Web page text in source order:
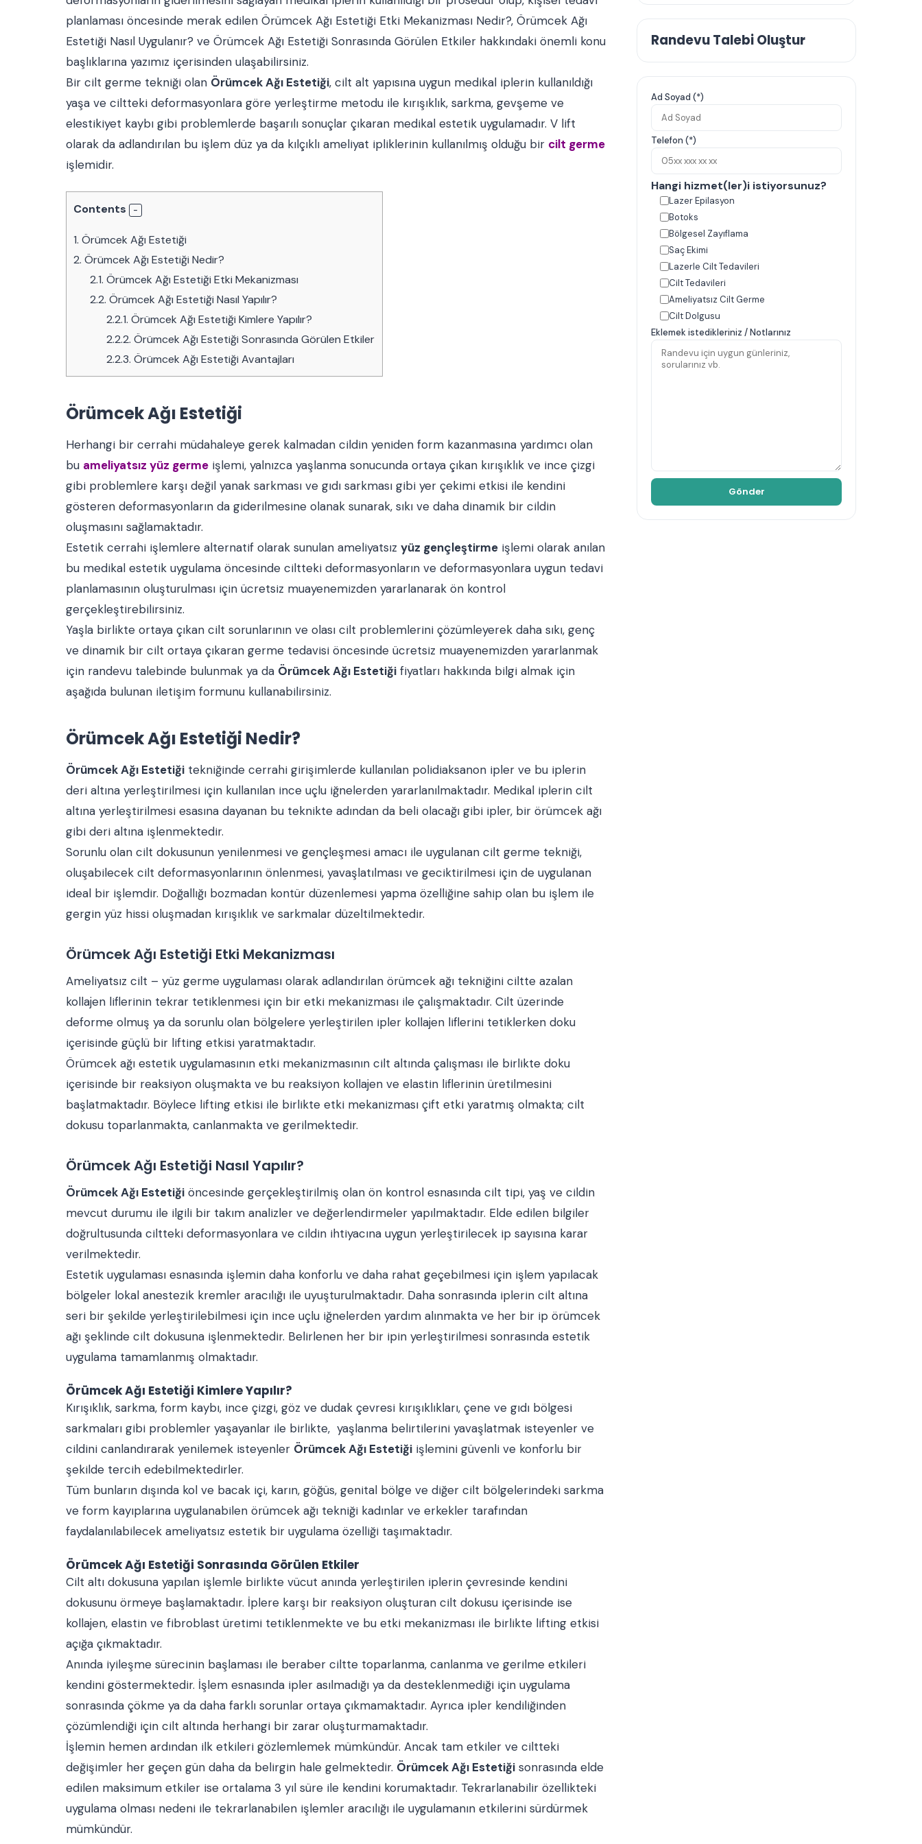
planlaması öncesinde merak edilen Örümcek Ağı Estetiği Etki Mekanizması Nedir?, Örümcek Ağı
Estetiği Nasıl Uygulanır? ve Örümcek Ağı Estetiği Sonrasında Görülen Etkiler hakkındaki önemli konu
başlıklarına yazımız içerisinden ulaşabilirsiniz.
Bir cilt germe tekniği olan Örümcek Ağı Estetiği, cilt alt yapısına uygun medikal iplerin kullanıldığı
yaşa ve ciltteki deformasyonlara göre yerleştirme metodu ile kırışıklık, sarkma, gevşeme ve
elestikiyet kaybı gibi problemlerde başarılı sonuçlar çıkaran medikal estetik uygulamadır. V lift
olarak da adlandırılan bu işlem düz ya da kılçıklı ameliyat ipliklerinin kullanılmış olduğu bir cilt germe
işlemidir.
Contents
1. Örümcek Ağı Estetiği
2. Örümcek Ağı Estetiği Nedir?
2.1. Örümcek Ağı Estetiği Etki Mekanizması
2.2. Örümcek Ağı Estetiği Nasıl Yapılır?
2.2.1. Örümcek Ağı Estetiği Kimlere Yapılır?
2.2.2. Örümcek Ağı Estetiği Sonrasında Görülen Etkiler
2.2.3. Örümcek Ağı Estetiği Avantajları
Örümcek Ağı Estetiği
Herhangi bir cerrahi müdahaleye gerek kalmadan cildin yeniden form kazanmasına yardımcı olan
bu ameliyatsız yüz germe işlemi, yalnızca yaşlanma sonucunda ortaya çıkan kırışıklık ve ince çizgi
gibi problemlere karşı değil yanak sarkması ve gıdı sarkması gibi yer çekimi etkisi ile kendini
gösteren deformasyonların da giderilmesine olanak sunarak, sıkı ve daha dinamik bir cildin
oluşmasını sağlamaktadır.
Estetik cerrahi işlemlere alternatif olarak sunulan ameliyatsız yüz gençleştirme işlemi olarak anılan
bu medikal estetik uygulama öncesinde ciltteki deformasyonların ve deformasyonlara uygun tedavi
planlamasının oluşturulması için ücretsiz muayenemizden yararlanarak ön kontrol
gerçekleştirebilirsiniz.
Yaşla birlikte ortaya çıkan cilt sorunlarının ve olası cilt problemlerini çözümleyerek daha sıkı, genç
ve dinamik bir cilt ortaya çıkaran germe tedavisi öncesinde ücretsiz muayenemizden yararlanmak
için randevu talebinde bulunmak ya da Örümcek Ağı Estetiği fiyatları hakkında bilgi almak için
aşağıda bulunan iletişim formunu kullanabilirsiniz.
Örümcek Ağı Estetiği Nedir?
Örümcek Ağı Estetiği tekniğinde cerrahi girişimlerde kullanılan polidiaksanon ipler ve bu iplerin
deri altına yerleştirilmesi için kullanılan ince uçlu iğnelerden yararlanılmaktadır. Medikal iplerin cilt
altına yerleştirilmesi esasına dayanan bu teknikte adından da beli olacağı gibi ipler, bir örümcek ağı
gibi deri altına işlenmektedir.
Sorunlu olan cilt dokusunun yenilenmesi ve gençleşmesi amacı ile uygulanan cilt germe tekniği,
oluşabilecek cilt deformasyonlarının önlenmesi, yavaşlatılması ve geciktirilmesi için de uygulanan
ideal bir işlemdir. Doğallığı bozmadan kontür düzenlemesi yapma özelliğine sahip olan bu işlem ile
gergin yüz hissi oluşmadan kırışıklık ve sarkmalar düzeltilmektedir.
Örümcek Ağı Estetiği Etki Mekanizması
Ameliyatsız cilt – yüz germe uygulaması olarak adlandırılan örümcek ağı tekniğini ciltte azalan
kollajen liflerinin tekrar tetiklenmesi için bir etki mekanizması ile çalışmaktadır. Cilt üzerinde
deforme olmuş ya da sorunlu olan bölgelere yerleştirilen ipler kollajen liflerini tetiklerken doku
içerisinde güçlü bir lifting etkisi yaratmaktadır.
Örümcek ağı estetik uygulamasının etki mekanizmasının cilt altında çalışması ile birlikte doku
içerisinde bir reaksiyon oluşmakta ve bu reaksiyon kollajen ve elastin liflerinin üretilmesini
başlatmaktadır. Böylece lifting etkisi ile birlikte etki mekanizması çift etki yaratmış olmakta; cilt
dokusu toparlanmakta, canlanmakta ve gerilmektedir.
Örümcek Ağı Estetiği Nasıl Yapılır?
Örümcek Ağı Estetiği öncesinde gerçekleştirilmiş olan ön kontrol esnasında cilt tipi, yaş ve cildin
mevcut durumu ile ilgili bir takım analizler ve değerlendirmeler yapılmaktadır. Elde edilen bilgiler
doğrultusunda ciltteki deformasyonlara ve cildin ihtiyacına uygun yerleştirilecek ip sayısına karar
verilmektedir.
Estetik uygulaması esnasında işlemin daha konforlu ve daha rahat geçebilmesi için işlem yapılacak
bölgeler lokal anestezik kremler aracılığı ile uyuşturulmaktadır. Daha sonrasında iplerin cilt altına
seri bir şekilde yerleştirilebilmesi için ince uçlu iğnelerden yardım alınmakta ve her bir ip örümcek
ağı şeklinde cilt dokusuna işlenmektedir. Belirlenen her bir ipin yerleştirilmesi sonrasında estetik
uygulama tamamlanmış olmaktadır.
Örümcek Ağı Estetiği Kimlere Yapılır?
Kırışıklık, sarkma, form kaybı, ince çizgi, göz ve dudak çevresi kırışıklıkları, çene ve gıdı bölgesi
sarkmaları gibi problemler yaşayanlar ile birlikte, yaşlanma belirtilerini yavaşlatmak isteyenler ve
cildini canlandırarak yenilemek isteyenler Örümcek Ağı Estetiği işlemini güvenli ve konforlu bir
şekilde tercih edebilmektedirler.
Tüm bunların dışında kol ve bacak içi, karın, göğüs, genital bölge ve diğer cilt bölgelerindeki sarkma
ve form kayıplarına uygulanabilen örümcek ağı tekniği kadınlar ve erkekler tarafından
faydalanılabilecek ameliyatsız estetik bir uygulama özelliği taşımaktadır.
Örümcek Ağı Estetiği Sonrasında Görülen Etkiler
Cilt altı dokusuna yapılan işlemle birlikte vücut anında yerleştirilen iplerin çevresinde kendini
dokusunu örmeye başlamaktadır. İplere karşı bir reaksiyon oluşturan cilt dokusu içerisinde ise
kollajen, elastin ve fibroblast üretimi tetiklenmekte ve bu etki mekanizması ile birlikte lifting etkisi
açığa çıkmaktadır.
Anında iyileşme sürecinin başlaması ile beraber ciltte toparlanma, canlanma ve gerilme etkileri
kendini göstermektedir. İşlem esnasında ipler asılmadığı ya da desteklenmediği için uygulama
sonrasında çökme ya da daha farklı sorunlar ortaya çıkmamaktadır. Ayrıca ipler kendiliğinden
çözümlendiği için cilt altında herhangi bir zarar oluşturmamaktadır.
İşlemin hemen ardından ilk etkileri gözlemlemek mümkündür. Ancak tam etkiler ve ciltteki
değişimler her geçen gün daha da belirgin hale gelmektedir. Örümcek Ağı Estetiği sonrasında elde
edilen maksimum etkiler ise ortalama 3 yıl süre ile kendini korumaktadır. Tekrarlanabilir özellikteki
uygulama olması nedeni ile tekrarlanabilen işlemler aracılığı ile uygulamanın etkilerini sürdürmek
mümkündür.
Randevu Talebi Oluştur
Ad Soyad (*)
Telefon (*)
Hangi hizmet(ler)i istiyorsunuz?
Lazer Epilasyon
Botoks
Bölgesel Zayıflama
Saç Ekimi
Lazerle Cilt Tedavileri
Cilt Tedavileri
Ameliyatsız Cilt Germe
Cilt Dolgusu
Eklemek istedikleriniz / Notlarınız